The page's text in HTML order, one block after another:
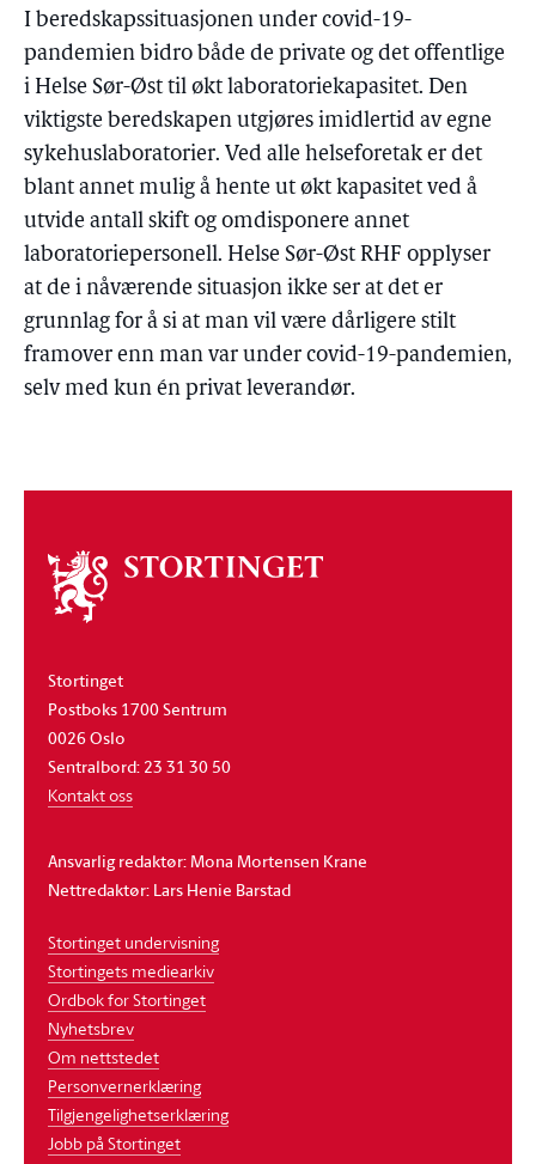
I beredskapssituasjonen under covid-19-
pandemien bidro både de private og det offentlige
i Helse Sør-Øst til økt laboratoriekapasitet. Den
viktigste beredskapen utgjøres imidlertid av egne
sykehuslaboratorier. Ved alle helseforetak er det
blant annet mulig å hente ut økt kapasitet ved å
utvide antall skift og omdisponere annet
laboratoriepersonell. Helse Sør-Øst RHF opplyser
at de i nåværende situasjon ikke ser at det er
grunnlag for å si at man vil være dårligere stilt
framover enn man var under covid-19-pandemien,
selv med kun én privat leverandør.
Om
stortinget
Stortinget
Postboks 1700 Sentrum
0026 Oslo
Sentralbord: 23 31 30 50
Kontakt oss
Ansvarlig redaktør: Mona Mortensen Krane
Nettredaktør: Lars Henie Barstad
Stortinget undervisning
Stortingets mediearkiv
Ordbok for Stortinget
Nyhetsbrev
Om nettstedet
Personvernerklæring
Tilgjengelighetserklæring
Jobb på Stortinget